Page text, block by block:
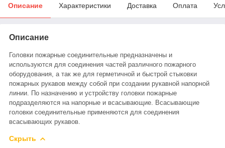
Описание Характеристики Доставка Оплата
Описание
Головки пожарные соединительные предназначены и
используются для соединения частей различного пожарного
оборудования, а так же для герметичной и быстрой стыковки
пожарных рукавов между собой при создании рукавной напорной
линии. По назначению и устройству головки пожарные
подразделяются на напорные и всасывающие. Всасывающие
головки соединительные применяются для соединения
всасывающих рукавов.
Скрыть